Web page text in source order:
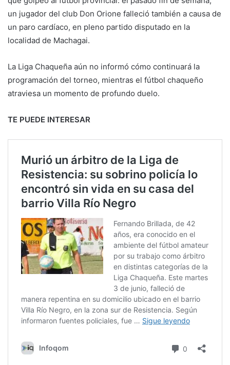
un jugador del club Don Orione falleció también a causa de
un paro cardíaco, en pleno partido disputado en la
localidad de Machagai.
La Liga Chaqueña aún no informó cómo continuará la
programación del torneo, mientras el fútbol chaqueño
atraviesa un momento de profundo duelo.
TE PUEDE INTERESAR